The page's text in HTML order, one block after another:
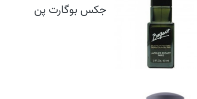
جکس بوگارت پن